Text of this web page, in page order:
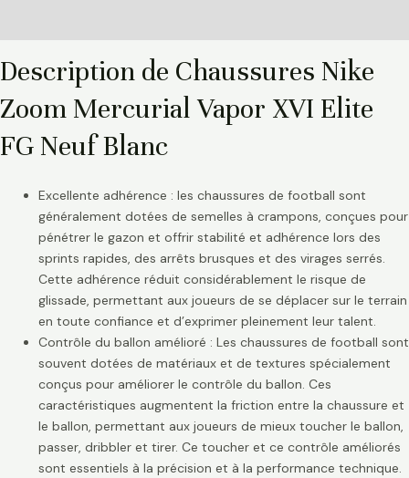
Description de Chaussures Nike
Zoom Mercurial Vapor XVI Elite
FG Neuf Blanc
Excellente adhérence : les chaussures de football sont
généralement dotées de semelles à crampons, conçues pour
pénétrer le gazon et offrir stabilité et adhérence lors des
sprints rapides, des arrêts brusques et des virages serrés.
Cette adhérence réduit considérablement le risque de
glissade, permettant aux joueurs de se déplacer sur le terrain
en toute confiance et d’exprimer pleinement leur talent.
Contrôle du ballon amélioré : Les chaussures de football sont
souvent dotées de matériaux et de textures spécialement
conçus pour améliorer le contrôle du ballon. Ces
caractéristiques augmentent la friction entre la chaussure et
le ballon, permettant aux joueurs de mieux toucher le ballon,
passer, dribbler et tirer. Ce toucher et ce contrôle améliorés
sont essentiels à la précision et à la performance technique.